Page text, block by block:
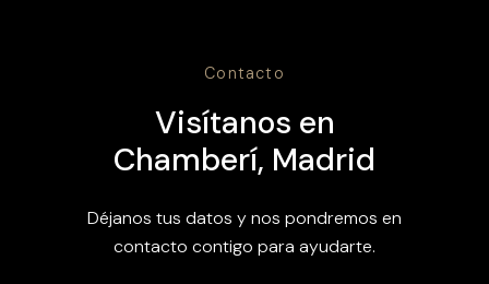
Contacto
Visítanos en
Chamberí, Madrid
Déjanos tus datos y nos pondremos en
contacto contigo para ayudarte.